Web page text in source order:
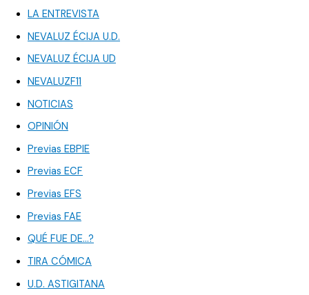
LA ENTREVISTA
NEVALUZ ÉCIJA U.D.
NEVALUZ ÉCIJA UD
NEVALUZF11
NOTICIAS
OPINIÓN
Previas EBPIE
Previas ECF
Previas EFS
Previas FAE
QUÉ FUE DE…?
TIRA CÓMICA
U.D. ASTIGITANA